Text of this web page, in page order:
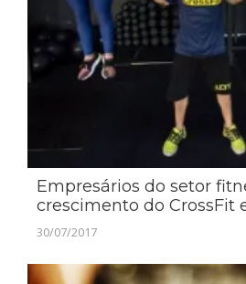
Empresários do setor
crescimento do CrossFit
30/07/2017